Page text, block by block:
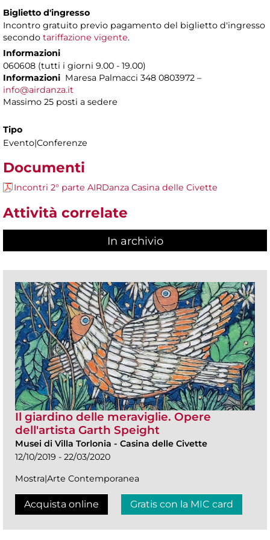
Biglietto d'ingresso
Incontro gratuito previo pagamento del biglietto d'ingresso
secondo tariffazione vigente.
Informazioni
060608 (tutti i giorni 9.00 - 19.00)
Informazioni Maresa Palmacci 348 0803972 –
info@airdanza.it
Massimo 25 posti a sedere
Tipo
Evento|Conferenze
Documenti
Incontri 2° parte AIRDanza Casina delle Civette
Attività correlate
In archivio
Il giardino delle meraviglie. Opere
dell'artista Garth Speight
Musei di Villa Torlonia - Casina delle Civette
12/10/2019 - 22/03/2020
Mostra|Arte Contemporanea
Acquista online Gratis con la MIC card